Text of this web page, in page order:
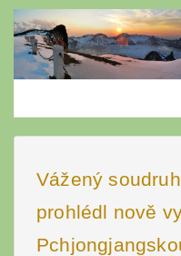
Skip
content
Vážený
prohlédl nově